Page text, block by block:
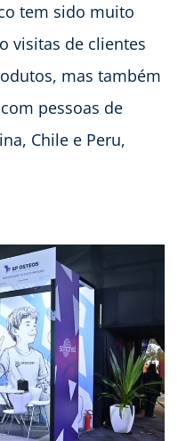
tem sido muito
visitas de clientes
mas também
pessoas de
Chile e Peru,